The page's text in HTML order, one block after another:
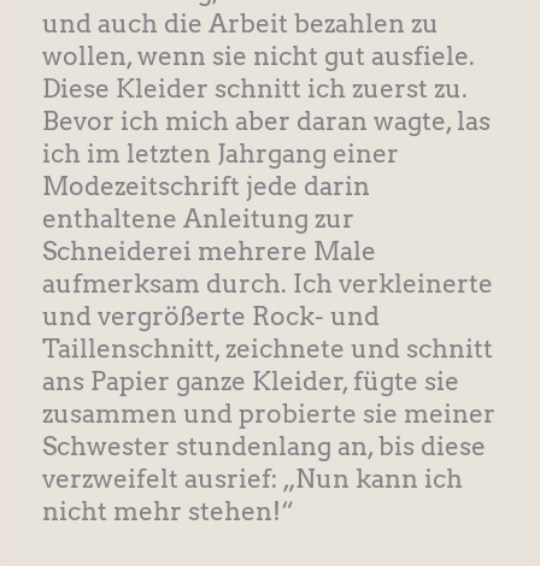
und auch die Arbeit bezahlen zu
wollen, wenn sie nicht gut ausfiele.
Diese Kleider schnitt ich zuerst zu.
Bevor ich mich aber daran wagte, las
ich im letzten Jahrgang einer
Modezeitschrift jede darin
enthaltene Anleitung zur
Schneiderei mehrere Male
aufmerksam durch. Ich verkleinerte
und vergrößerte Rock- und
Taillenschnitt, zeichnete und schnitt
ans Papier ganze Kleider, fügte sie
zusammen und probierte sie meiner
Schwester stundenlang an, bis diese
verzweifelt ausrief: „Nun kann ich
nicht mehr stehen!“